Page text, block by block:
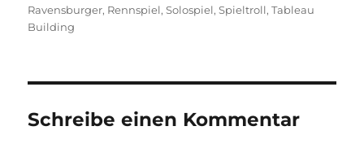
Ravensburger, Rennspiel,Solospiel,Spieltroll,Tableau
Building
Schreibe einen Kommentar